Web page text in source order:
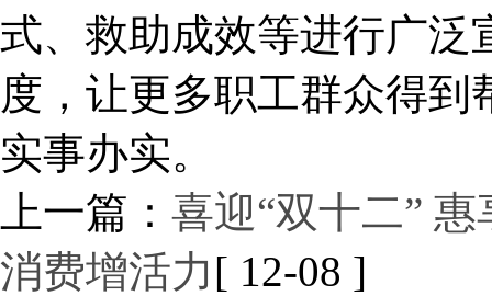
式、救助成效等进行广泛
度，让更多职工群众得
实事办实。
上一篇： 喜迎“双十二”
消费增活力[ 12-08 ]